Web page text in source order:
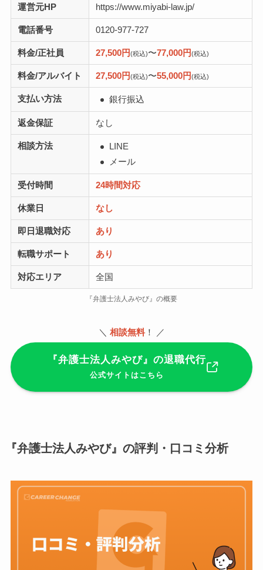
運営元HP https://www.miyabi-law.jp/
電話番号 0120-977-727
料金/正社員 27,500円(税込)〜77,000円(税込)
料金/アルバイト 27,500円(税込)〜55,000円(税込)
支払い方法 銀行振込
返金保証 なし
相談方法
LINE
メール
受付時間 24時間対応
休業日 なし
即日退職対応 あり
転職サポート あり
対応エリア 全国
『弁護士法人みやび』の概要
＼ 相談無料！ ／
『弁護士法人みやび』の退職代行
公式サイトはこちら
『弁護士法人みやび』の評判・口コミ分析